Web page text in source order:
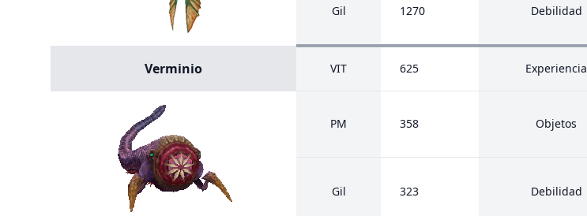
Gil 1270 Debilidad
Verminio VIT 625 Experiencia
PM 358 Objetos
Gil 323 Debilidad